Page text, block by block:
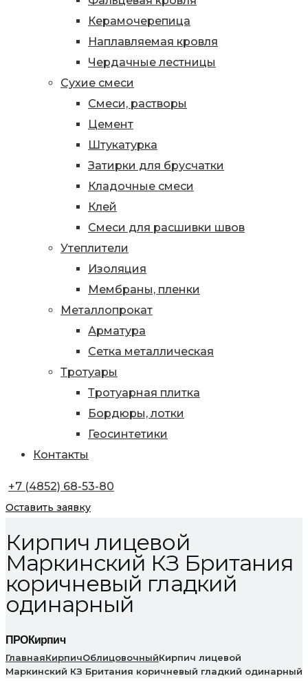
Керамочерепица
Наплавляемая кровля
Чердачные лестницы
Сухие смеси
Смеси, растворы
Цемент
Штукатурка
Затирки для брусчатки
Кладочные смеси
Клей
Смеси для расшивки швов
Утеплители
Изоляция
Мембраны, пленки
Металлопрокат
Арматура
Сетка металлическая
Тротуары
Тротуарная плитка
Бордюры, лотки
Геосинтетики
Контакты
+7 (4852) 68-53-80
Оставить заявку
Кирпич лицевой
Маркинский КЗ Британия
коричневый гладкий
одинарный
ПРОКирпич
ГлавнаяКирпичОблицовочныйКирпич лицевой
Маркинский КЗ Британия коричневый гладкий одинарный